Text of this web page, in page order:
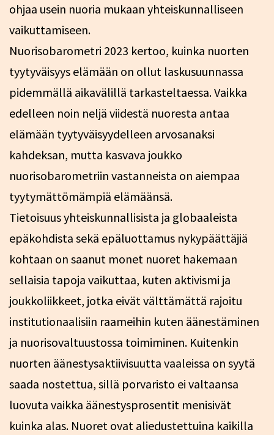
ohjaa usein nuoria mukaan yhteiskunnalliseen
vaikuttamiseen.
Nuorisobarometri 2023 kertoo, kuinka nuorten
tyytyväisyys elämään on ollut laskusuunnassa
pidemmällä aikavälillä tarkasteltaessa. Vaikka
edelleen noin neljä viidestä nuoresta antaa
elämään tyytyväisyydelleen arvosanaksi
kahdeksan, mutta kasvava joukko
nuorisobarometriin vastanneista on aiempaa
tyytymättömämpiä elämäänsä.
Tietoisuus yhteiskunnallisista ja globaaleista
epäkohdista sekä epäluottamus nykypäättäjiä
kohtaan on saanut monet nuoret hakemaan
sellaisia tapoja vaikuttaa, kuten aktivismi ja
joukkoliikkeet, jotka eivät välttämättä rajoitu
institutionaalisiin raameihin kuten äänestäminen
ja nuorisovaltuustossa toimiminen. Kuitenkin
nuorten äänestysaktiivisuutta vaaleissa on syytä
saada nostettua, sillä porvaristo ei valtaansa
luovuta vaikka äänestysprosentit menisivät
kuinka alas. Nuoret ovat aliedustettuina kaikilla